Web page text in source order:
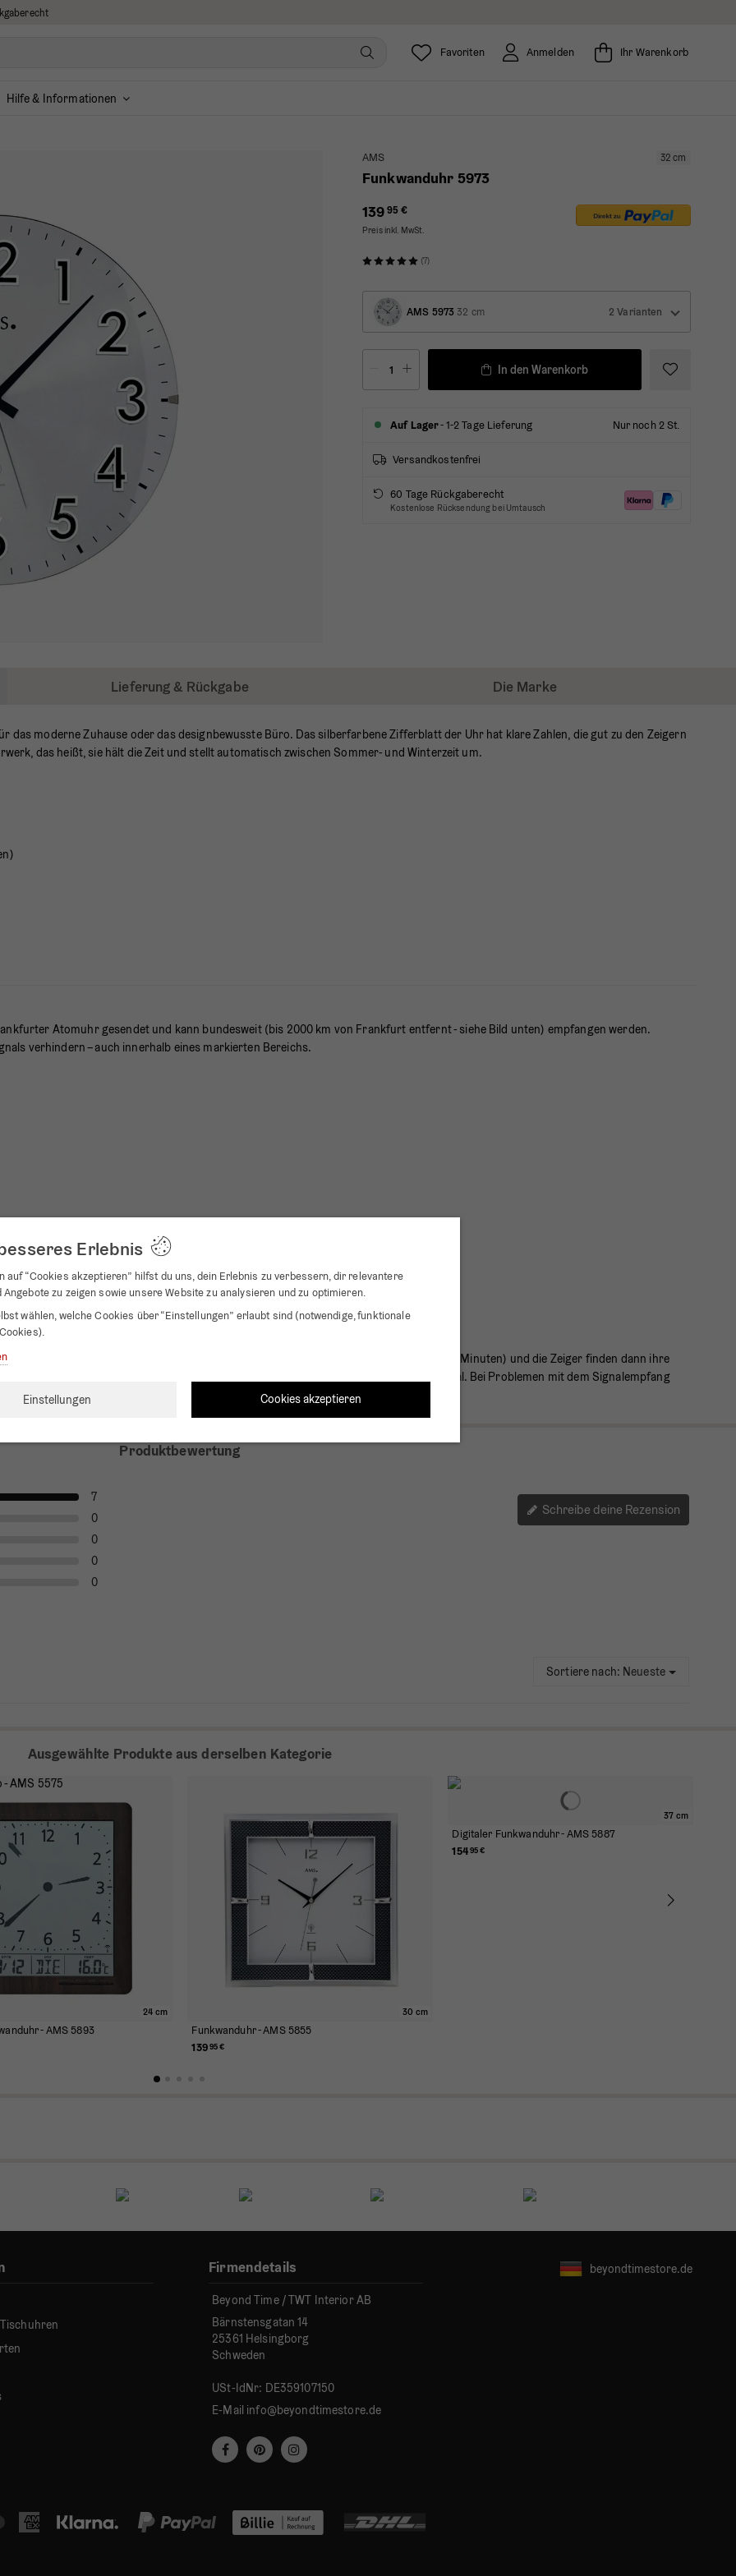
Ihr Warenkorb
Anmelden
Favoriten
Hilfe & Informationen
32 cm
AMS
Funkwanduhr 5973
139 95 €
Preis inkl. MwSt.
(7)
AMS 5973 32 cm 2 Varianten
In den Warenkorb
Auf Lager- 1-2 Tage Lieferung Nur noch 2 St.
Versandkostenfrei
60 Tage Rückgaberecht
Kostenlose Rücksendung bei Umtausch
Lieferung & Rückgabe Die Marke
das moderne Zuhause oder das designbewusste Büro. Das silberfarbene Zifferblatt der Uhr hat klare Zahlen, die gut zu den Zeigern
das heißt, sie hält die Zeit und stellt automatisch zwischen Sommer- und Winterzeit um.
Atomuhr gesendet und kann bundesweit (bis 2000 km von Frankfurt entfernt - siehe Bild unten) empfangen werden.
verhindern – auch innerhalb eines markierten Bereichs.
12:00 Uhr stehen. Die Uhr sucht dann automatisch nach dem RC-Signal (dauert ca. 3-10 Minuten) und die Zeiger finden dann ihre
Zeit so genau wie möglich ist, sucht die Uhr 14 Mal / Tag nach einem neuen RC-Signal. Bei Problemen mit dem Signalempfang
die erste Suche des RC-Signals.
Produktbewertung
7
0
0
0
0
Schreibe deine Rezension
Sortiere nach: Neueste
Ausgewählte Produkte aus derselben Kategorie
24 cm
- AMS 5893
30 cm
Funkwanduhr - AMS 5855
13995 €
37 cm
Digitaler Funkwanduhr - AMS 5887
15495 €
Erlebnis
auf “Cookies akzeptieren” hilfst du uns, dein Erlebnis zu verbessern, dir relevantere
Angebote zu zeigen sowie unsere Website zu analysieren und zu optimieren.
wählen, welche Cookies über “Einstellungen” erlaubt sind (notwendige, funktionale
Einstellungen Cookies akzeptieren
Firmendetails
Beyond Time / TWT Interior AB
Bärnstensgatan 14
25361 Helsingborg
Schweden
USt-IdNr: DE359107150
E-Mail info@beyondtimestore.de
beyondtimestore.de